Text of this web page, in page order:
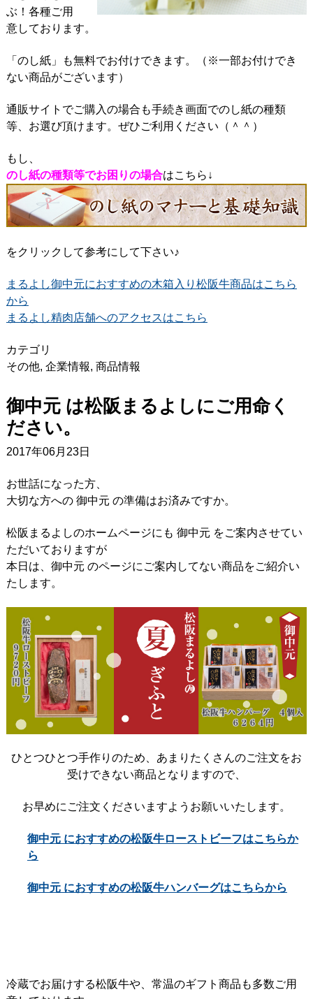
ぶ！各種ご用
意しております。
「のし紙」も無料でお付けできます。（※一部お付けでき
ない商品がございます）
通販サイトでご購入の場合も手続き画面でのし紙の種類
等、お選び頂けます。ぜひご利用ください（＾＾）
もし、
のし紙の種類等でお困りの場合はこちら↓
をクリックして参考にして下さい♪
まるよし御中元におすすめの木箱入り松阪牛商品はこちら
から
まるよし精肉店舗へのアクセスはこちら
カテゴリ
その他, 企業情報, 商品情報
御中元 は松阪まるよしにご用命く
ださい。
2017年06月23日
お世話になった方、
大切な方への 御中元 の準備はお済みですか。
松阪まるよしのホームページにも 御中元 をご案内させてい
ただいておりますが
本日は、御中元 のページにご案内してない商品をご紹介い
たします。
ひとつひとつ手作りのため、あまりたくさんのご注文をお
受けできない商品となりますので、
お早めにご注文くださいますようお願いいたします。
御中元 におすすめの松阪牛ローストビーフはこちらか
ら
御中元 におすすめの松阪牛ハンバーグはこちらから
冷蔵でお届けする松阪牛や、常温のギフト商品も多数ご用